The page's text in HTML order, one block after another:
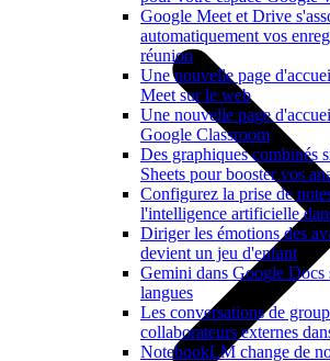
Google Meet et Drive
automatiquement vos
réunion
Une nouvelle page
Meet sur le web
Une nouvelle page
Google Classroom
Des graphiques combinés
Sheets pour booster vos
Configurez la prise de
l'intelligence artificielle
Diriger les émotions des
devient un jeu d'enfant
Gemini dans Google Docs
langues
Les conversations de
collaborateurs externes
NotebookLM change de